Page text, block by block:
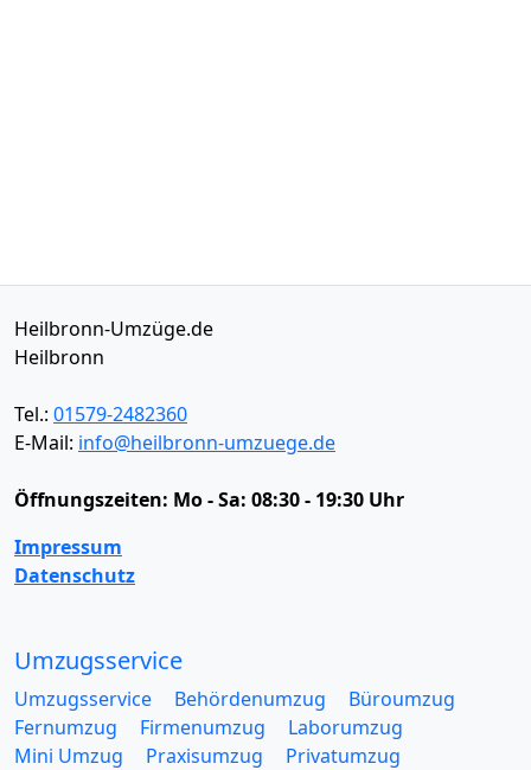
Heilbronn-Umzüge.de
Heilbronn
Tel.: 01579-2482360
E-Mail: info@heilbronn-umzuege.de
Öffnungszeiten: Mo - Sa: 08:30 - 19:30 Uhr
Impressum
Datenschutz
Umzugsservice
Umzugsservice Behördenumzug
Büroumzug
Fernumzug
Firmenumzug
Laborumzug
Mini Umzug
Praxisumzug
Privatumzug